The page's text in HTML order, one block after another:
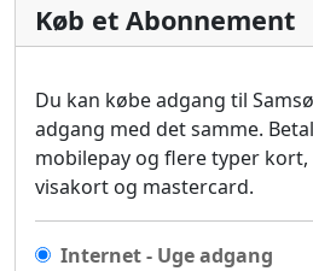
Køb et Abonnement
Du kan købe adgang til
adgang med det samme.
mobilepay og flere typer
visakort og mastercard.
Internet - Uge adgang